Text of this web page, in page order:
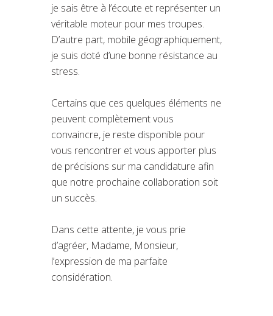
je sais être à l’écoute et représenter un
véritable moteur pour mes troupes.
D’autre part, mobile géographiquement,
je suis doté d’une bonne résistance au
stress.
Certains que ces quelques éléments ne
peuvent complètement vous
convaincre, je reste disponible pour
vous rencontrer et vous apporter plus
de précisions sur ma candidature afin
que notre prochaine collaboration soit
un succès.
Dans cette attente, je vous prie
d’agréer, Madame, Monsieur,
l’expression de ma parfaite
considération.